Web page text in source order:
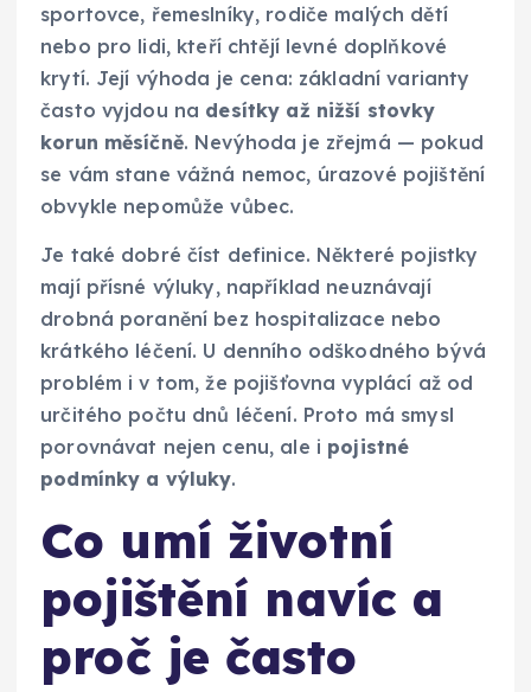
sportovce, řemeslníky, rodiče malých dětí
nebo pro lidi, kteří chtějí levné doplňkové
krytí. Její výhoda je cena: základní varianty
často vyjdou na desítky až nižší stovky
korun měsíčně. Nevýhoda je zřejmá — pokud
se vám stane vážná nemoc, úrazové pojištění
obvykle nepomůže vůbec.
Je také dobré číst definice. Některé pojistky
mají přísné výluky, například neuznávají
drobná poranění bez hospitalizace nebo
krátkého léčení. U denního odškodného bývá
problém i v tom, že pojišťovna vyplácí až od
určitého počtu dnů léčení. Proto má smysl
porovnávat nejen cenu, ale i pojistné
podmínky a výluky.
Co umí životní
pojištění navíc a
proč je často